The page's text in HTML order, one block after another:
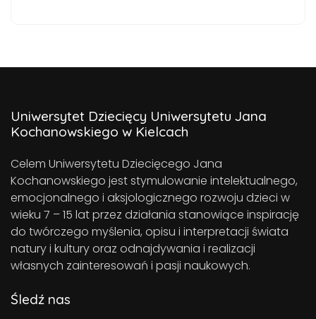
Uniwersytet Dziecięcy Uniwersytetu Jana
Kochanowskiego w Kielcach
Celem Uniwersytetu Dziecięcego Jana
Kochanowskiego jest stymulowanie intelektualnego,
emocjonalnego i aksjologicznego rozwoju dzieci w
wieku 7 – 15 lat przez działania stanowiące inspirację
do twórczego myślenia, opisu i interpretacji świata
natury i kultury oraz odnajdywania i realizacji
własnych zainteresowań i pasji naukowych.
Śledź nas